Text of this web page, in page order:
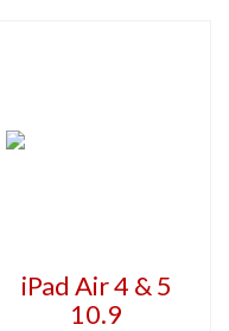
iPad Air 4 & 5
10.9